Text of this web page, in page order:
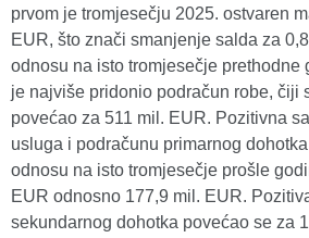
prvom je tromjesečju 2025. ostvaren
EUR, što znači smanjenje salda za
odnosu na isto tromjesečje prethodne
je najviše pridonio podračun robe, čiji
povećao za 511 mil. EUR. Pozitivna
usluga i podračunu primarnog
odnosu na isto tromjesečje prošle
EUR odnosno 177,9 mil. EUR.
sekundarnog dohotka povećao se za